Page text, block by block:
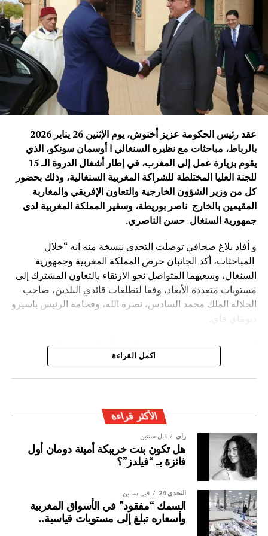
الإفريقية ليست مجرد محطة تاريخية للاحتفال، بل فرصة لتجديد
الالتزام ببناء شراكة أكثر قوة وفعالية، تستجيب لتطلعات
الشعوب الإفريقية والصينية وتساهم في تحقيق التنمية المشتركة
والسلام والاستقرار على المستوى الدولي.
ويأتي هذا اللقاء في وقت تشهد فيه العلاقات الصينية الإفريقية
زخماً متزايداً، مدفوعاً برؤية مشتركة تقوم على التعاون
والتضامن وتحقيق المصالح المتبادلة، بما يعزز مكانة هذه
الشراكة كإحدى أهم العلاقات الدولية في القرن الحادي
والعشرين.
محمد نبيل – بكين
الصورة: منتدى التعاون الصيني-الإفريقي، بكين — المصدر: ويكيميديا كومنز
(رخصة CC BY-SA 4.0).
عقد رئيس الحكومة عزيز أخنوش، يوم الإثنين 26 يناير 2026
بالرباط، مباحثات مع نظيره ‏السنغالي ا أوسمان ‏سونكو، الذي
يقوم بزيارة عمل إلى المغرب، في إطار أشغال الدروة الـ 15
للجنة العليا المختلطة للشراكة المغربية السنغالية، وذلك بحضور
كل من وزير الشؤون الخارجية والتعاون الإفريقي والمغاربة
المقيمين بالخارج ناصر بوريطة، وسفير المملكة المغربية لدى
جمهورية السنغال حسن الناصري.
و أفاد بلاغ صحافي توصلت التحدي بنسخة منه انه “خلال
المباحثات، أكد الجانبان حرص المملكة المغربية وجمهورية
السنغال، وسعيهما المتواصل نحو الارتقاء بالتعاون المشترك إلى
مستويات متعددة الأبعاد، وفقا لتطلعات قائدي البلدين، صاحب
الجلالة الملك محمد السادس، نصره الله، وفخامة الرئيس باسيرو
كما شدد الطرفان يضيف البلاغ ” على أن المغرب والسنغال
سيظلان وفيّين لروح الأخوة والتضامن والاحترام التي كرسها كل
اكمل القراءة
الأكثر قراءة
رأي قبل سنتين
هل تكون بنت خريبكة أمينة دومان أول
فائزة بـ “فيلدز”؟
التحدي 24 قبل سنتين
السمك “مفقود” في الأسواق المغربية
وأسعاره تبلغ إلى مستويات قياسية..